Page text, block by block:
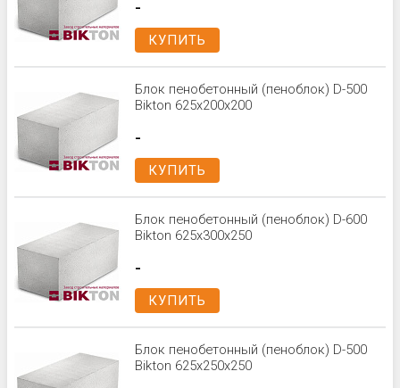
-
КУПИТЬ
Блок пенобетонный (пеноблок) D-500
Bikton 625x200x200
-
КУПИТЬ
Блок пенобетонный (пеноблок) D-600
Bikton 625x300x250
-
КУПИТЬ
Блок пенобетонный (пеноблок) D-500
Bikton 625x250x250